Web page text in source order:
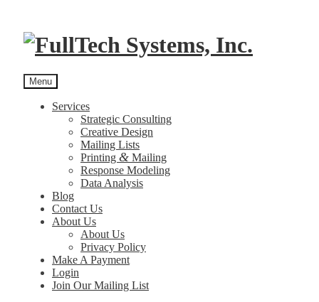
Menu
Services
Strategic Consulting
Creative Design
Mailing Lists
Printing & Mailing
Response Modeling
Data Analysis
Blog
Contact Us
About Us
About Us
Privacy Policy
Make A Payment
Login
Join Our Mailing List